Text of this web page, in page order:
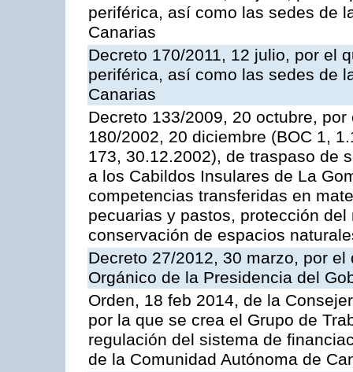
periférica, así como las sedes de
Canarias
Decreto 170/2011, 12 julio, por el
periférica, así como las sedes de
Canarias
Decreto 133/2009, 20 octubre,
180/2002, 20 diciembre (BOC 1,
173, 30.12.2002), de traspaso de
a los Cabildos Insulares de La
competencias transferidas en
pecuarias y pastos, protección
conservación de espacios
Decreto 27/2012, 30 marzo, por
Orgánico de la Presidencia del
Orden, 18 feb 2014, de la
por la que se crea el Grupo de
regulación del sistema de
de la Comunidad Autónoma de